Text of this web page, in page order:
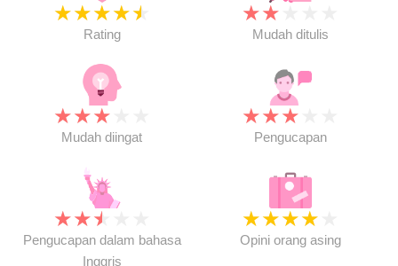
★★★★★
Rating
★★
Mudah ditulis
★★★
Mudah diingat
★★★
Pengucapan
★★★
Pengucapan dalam bahasa
Inggris
★★★★
Opini orang asing